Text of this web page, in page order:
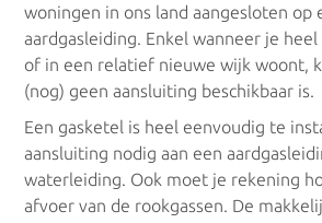
Hoogrendementsketels
Accumulatieverwarming
woningen in ons land aangesloten op
aardgasleiding. Enkel wanneer je
of in een relatief nieuwe wijk woont,
(nog) geen aansluiting beschikbaar is.
Een gasketel is heel eenvoudig te
aansluiting nodig aan een
waterleiding. Ook moet je rekening
afvoer van de rookgassen. De